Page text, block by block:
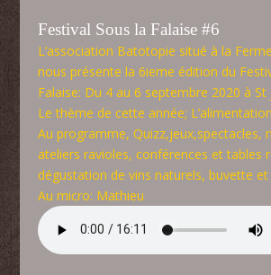
Festival Sous la Falaise #6
L’association Batotopie situé à la
nous présente la 6ieme édition du
Falaise: Du 4 au 6 septembre 2020 à St
Le thème de cette année; L’alimentation
Au programme, Quizz,jeux,spectacles,
ateliers ravioles, conférences et tables
dégustation de vins naturels, buvette
Au micro: Mathieu